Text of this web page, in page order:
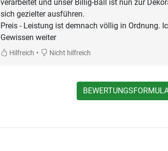
verarbeitet und unser Billig-Ball ist nun zur
sich gezielter ausführen.
Preis - Leistung ist demnach völlig in Ordnung.
Gewissen weiter
Hilfreich • Nicht hilfreich